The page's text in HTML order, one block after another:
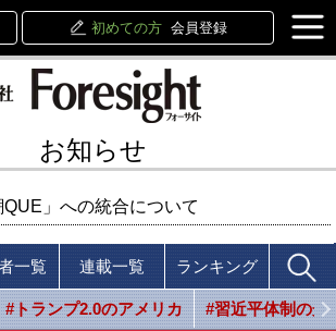
初めての方 会員登録
お知らせ
」への統合について
一覧 連載一覧 ランキング
#トランプ2.0のアメリカ #習近平体制の光